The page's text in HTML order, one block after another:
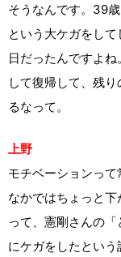
そうなんです。39
という大ケガをし
日だったんですよ
して復帰して、残
るなって。
上野
モチベーションっ
なかではちょっと
って、憲剛さんの
にケガをしたという